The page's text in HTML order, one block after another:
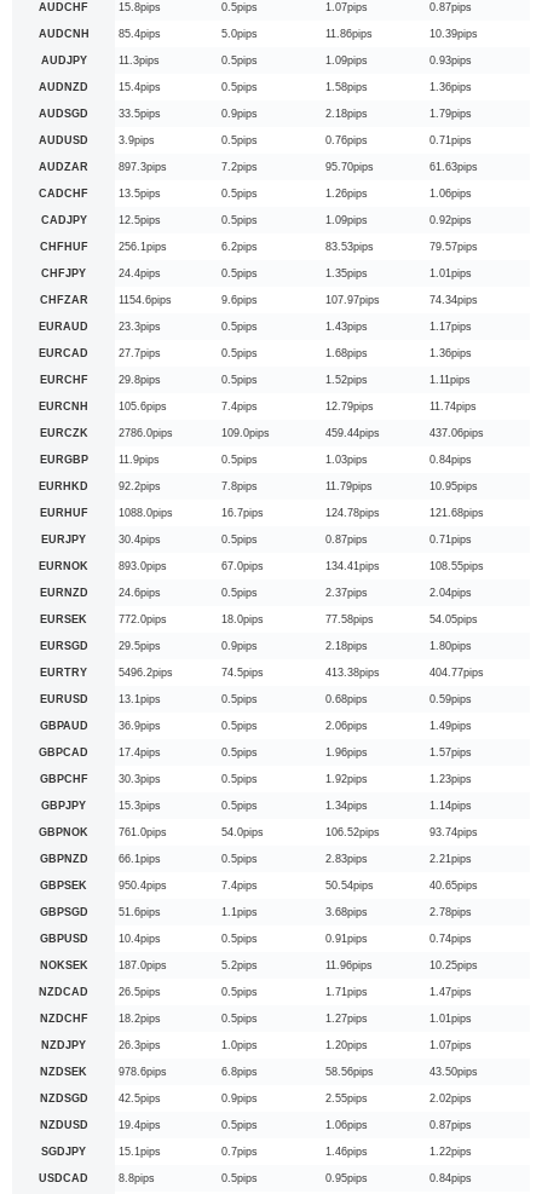
AUDCHF 15.8pips 0.5pips 1.07pips 0.87pips
AUDCNH 85.4pips 5.0pips 11.86pips 10.39pips
AUDJPY 11.3pips 0.5pips 1.09pips 0.93pips
AUDNZD 15.4pips 0.5pips 1.58pips 1.36pips
AUDSGD 33.5pips 0.9pips 2.18pips 1.79pips
AUDUSD 3.9pips 0.5pips 0.76pips 0.71pips
AUDZAR 897.3pips 7.2pips 95.70pips 61.63pips
CADCHF 13.5pips 0.5pips 1.26pips 1.06pips
CADJPY 12.5pips 0.5pips 1.09pips 0.92pips
CHFHUF 256.1pips 6.2pips 83.53pips 79.57pips
CHFJPY 24.4pips 0.5pips 1.35pips 1.01pips
CHFZAR 1154.6pips 9.6pips 107.97pips 74.34pips
EURAUD 23.3pips 0.5pips 1.43pips 1.17pips
EURCAD 27.7pips 0.5pips 1.68pips 1.36pips
EURCHF 29.8pips 0.5pips 1.52pips 1.11pips
EURCNH 105.6pips 7.4pips 12.79pips 11.74pips
EURCZK 2786.0pips 109.0pips 459.44pips 437.06pips
EURGBP 11.9pips 0.5pips 1.03pips 0.84pips
EURHKD 92.2pips 7.8pips 11.79pips 10.95pips
EURHUF 1088.0pips 16.7pips 124.78pips 121.68pips
EURJPY 30.4pips 0.5pips 0.87pips 0.71pips
EURNOK 893.0pips 67.0pips 134.41pips 108.55pips
EURNZD 24.6pips 0.5pips 2.37pips 2.04pips
EURSEK 772.0pips 18.0pips 77.58pips 54.05pips
EURSGD 29.5pips 0.9pips 2.18pips 1.80pips
EURTRY 5496.2pips 74.5pips 413.38pips 404.77pips
EURUSD 13.1pips 0.5pips 0.68pips 0.59pips
GBPAUD 36.9pips 0.5pips 2.06pips 1.49pips
GBPCAD 17.4pips 0.5pips 1.96pips 1.57pips
GBPCHF 30.3pips 0.5pips 1.92pips 1.23pips
GBPJPY 15.3pips 0.5pips 1.34pips 1.14pips
GBPNOK 761.0pips 54.0pips 106.52pips 93.74pips
GBPNZD 66.1pips 0.5pips 2.83pips 2.21pips
GBPSEK 950.4pips 7.4pips 50.54pips 40.65pips
GBPSGD 51.6pips 1.1pips 3.68pips 2.78pips
GBPUSD 10.4pips 0.5pips 0.91pips 0.74pips
NOKSEK 187.0pips 5.2pips 11.96pips 10.25pips
NZDCAD 26.5pips 0.5pips 1.71pips 1.47pips
NZDCHF 18.2pips 0.5pips 1.27pips 1.01pips
NZDJPY 26.3pips 1.0pips 1.20pips 1.07pips
NZDSEK 978.6pips 6.8pips 58.56pips 43.50pips
NZDSGD 42.5pips 0.9pips 2.55pips 2.02pips
NZDUSD 19.4pips 0.5pips 1.06pips 0.87pips
SGDJPY 15.1pips 0.7pips 1.46pips 1.22pips
USDCAD 8.8pips 0.5pips 0.95pips 0.84pips